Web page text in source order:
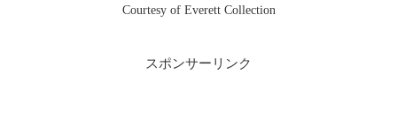
Courtesy of Everett Collection
スポンサーリンク